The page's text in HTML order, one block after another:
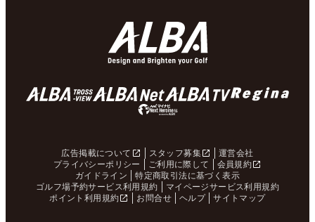
広告掲載について スタッフ募集
運営会社
プライバシーポリシー
ご利用に際して
会員規約
ガイドライン
特定商取引法に基づく表示
ゴルフ場予約サービス利用規約
マイページサービス利用規約
ポイント利用規約
お問合せ ヘルプ サイトマップ